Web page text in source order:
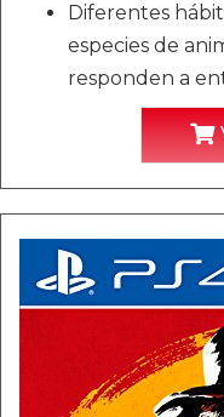
Diferentes
especies de
responden a